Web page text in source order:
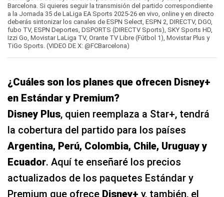
¿Cuáles son los planes que ofrecen Disney+
en Estándar y Premium?
Disney Plus, quien reemplaza a Star+, tendrá
la cobertura del partido para los países
Argentina, Perú, Colombia, Chile, Uruguay y
Ecuador. Aquí te enseñaré los precios
actualizados de los paquetes Estándar y
Premium que ofreceDisney+ y, también, el
nuevo contenido y funciones de la
plataforma tras fusionarse conStar+.
Plan Disney+ Estándar